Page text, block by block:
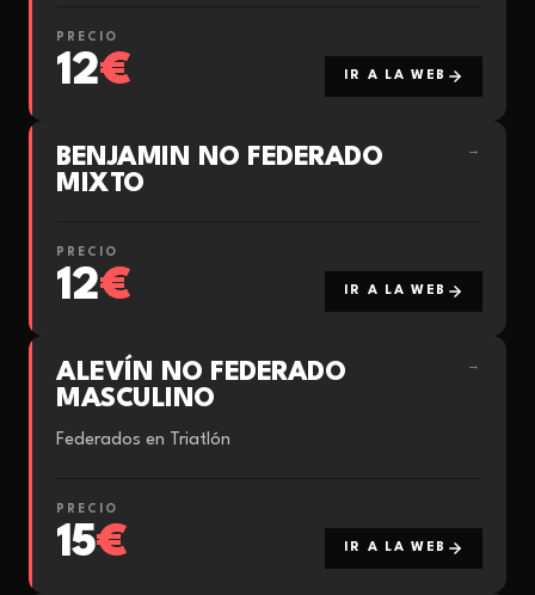
PRECIO
12€ IR A LA WEB
BENJAMIN NO FEDERADO
MIXTO
→
PRECIO
12€ IR A LA WEB
ALEVÍN NO FEDERADO
MASCULINO
→
Federados en Triatlón
PRECIO
15€ IR A LA WEB